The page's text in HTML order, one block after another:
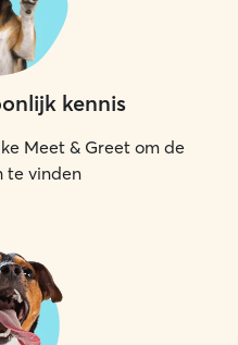
kennis
Meet & Greet om de
te vinden